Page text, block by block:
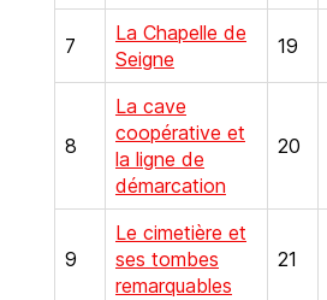
7
La Chapelle de
Seigne
19
8
La cave
coopérative et
la ligne de
démarcation
20
9
Le cimetière et
ses tombes
remarquables
21